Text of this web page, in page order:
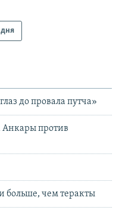
до провала путча»
Анкары против
больше, чем теракты